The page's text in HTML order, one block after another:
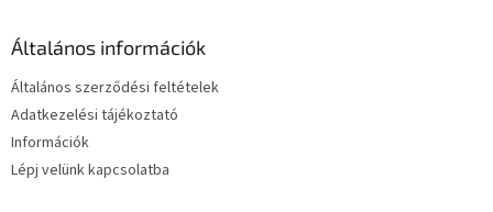
Általános információk
Általános szerződési feltételek
Adatkezelési tájékoztató
Információk
Lépj velünk kapcsolatba